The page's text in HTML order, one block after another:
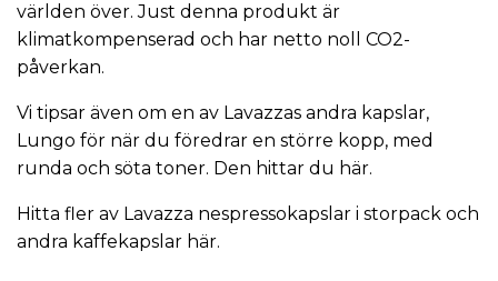
världen över. Just denna produkt är
klimatkompenserad och har netto noll CO2-
påverkan.
Vi tipsar även om en av Lavazzas andra kapslar,
Lungo för när du föredrar en större kopp, med
runda och söta toner. Den hittar du här.
Hitta fler av Lavazza nespressokapslar i storpack och
andra kaffekapslar här.